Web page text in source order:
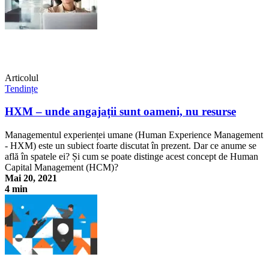
Articolul
Tendințe
HXM – unde angajații sunt oameni, nu resurse
Managementul experienței umane (Human Experience Management
- HXM) este un subiect foarte discutat în prezent. Dar ce anume se
află în spatele ei? Și cum se poate distinge acest concept de Human
Capital Management (HCM)?
Mai 20, 2021
4 min
HXM – unde angajații sunt oameni, nu resurse